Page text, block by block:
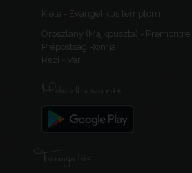
Kiéte - Evangélikus templom
Oroszlány (Majkpuszta) - Premontrei
Prépostság Romjai
Rezi - Vár
Mobilalkalmazás
Támogatás